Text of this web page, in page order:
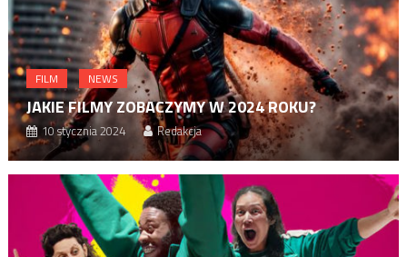
FILM NEWS
JAKIE FILMY ZOBACZYMY W 2024 ROKU?
10 stycznia 2024 Redakcja